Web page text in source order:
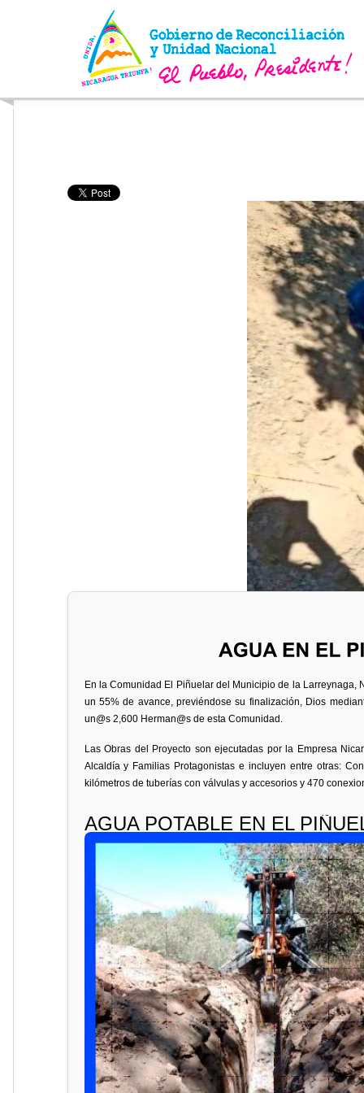
En la Comunidad El Piñuelar del Municipio de la
un 55% de avance, previéndose su finalización, Dios
un@s 2,600 Herman@s de esta Comunidad.
Las Obras del Proyecto son ejecutadas por la Empresa
Alcaldía y Familias Protagonistas e incluyen entre otras:
kilómetros de tuberías con válvulas y accesorios y 470
AGUA POTABLE EN EL